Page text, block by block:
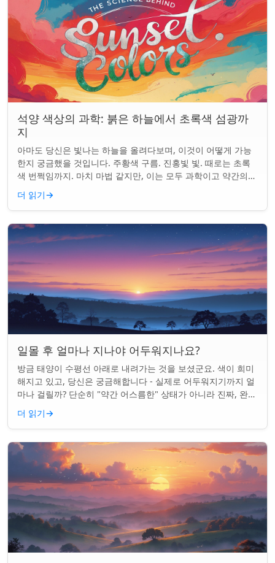
석양 색상의 과학: 붉은 하늘에서 초록색 섬광까
지
아마도 당신은 빛나는 하늘을 올려다보며, 이것이 어떻게 가능
한지 궁금했을 것입니다. 주황색 구름. 진홍빛 빛. 때로는 초록
색 번쩍임까지. 마치 마법 같지만, 이는 모두 과학이고 약간의
타이밍의 문제입니다. 태양은 지...
더 읽기→
일몰 후 얼마나 지나야 어두워지나요?
방금 태양이 수평선 아래로 내려가는 것을 보셨군요. 색이 희미
해지고 있고, 당신은 궁금해합니다 - 실제로 어두워지기까지 얼
마나 걸릴까? 단순히 "약간 어스름한" 상태가 아니라 진짜, 완전
한 밤이 되는 것. 알고 보니...
더 읽기→